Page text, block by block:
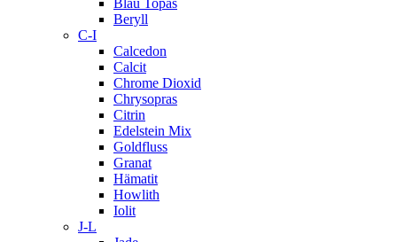
Blau Topas
Beryll
C-I
Calcedon
Calcit
Chrome Dioxid
Chrysopras
Citrin
Edelstein Mix
Goldfluss
Granat
Hämatit
Howlith
Iolit
J-L